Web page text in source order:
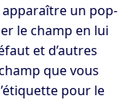
apparaître un pop-
le champ en lui
et d’autres
que vous
pour le